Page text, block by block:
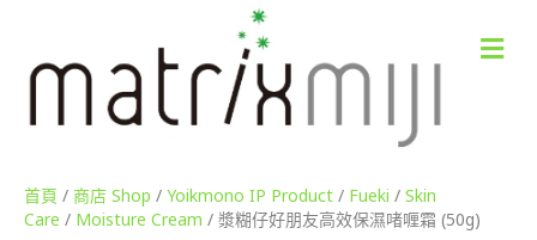
M
e
首頁 / 商店 Shop / Yoikmono IP Product / Fueki / Skin
Care / Moisture Cream / 漿糊仔好朋友高效保濕啫喱霜 (50g)